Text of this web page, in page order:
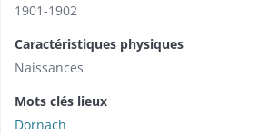
1901-1902
Caractéristiques physiques
Naissances
Mots clés lieux
Dornach